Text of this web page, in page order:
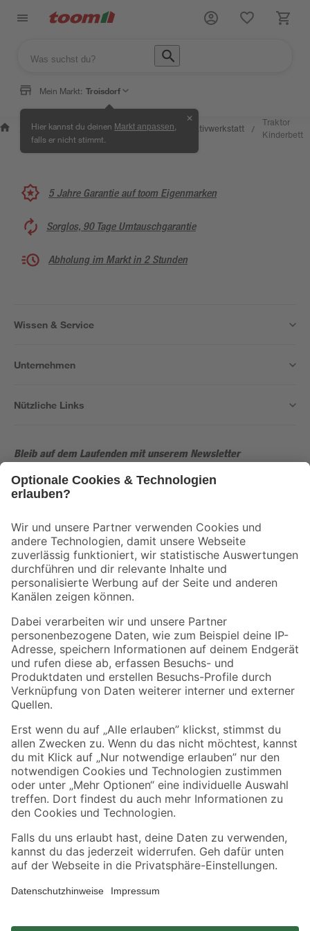
Mein Markt: Troisdorf
Hier kannst du deinen Markt anpassen
falls er nicht stimmt.
✕
Wissen &
Service
/
Selbermachen &
Ratgeber
/ Kreativwerkstatt /
Traktor
Kinderbett
5 Jahre Garantie auf toom Eigenmarken
Sorglos, 90 Tage Umtauschgarantie
Abholung im Markt in 2 Stunden
Wissen & Service
Unternehmen
Nützliche Links
Bleib auf dem Laufenden mit unserem Newsletter
Der toom Newsletter: Keine Angebote und Aktionen mehr verpassen!
Folge uns
Zahlungsarten Versandarten
Sicher einkaufen
Jetzt die toom-App herunterladen
Alle Preisangaben in EUR inkl. gesetzl. MwSt.. Die dargestellten Angebote sind unter
Umständen nicht in allen Märkten verfügbar. Die angegebenen Verfügbarkeiten beziehen
sich auf den unter "Mein Markt" ausgewählten toom Baumarkt. Alle Angebote und
*Paketversand ab 59 € versandkostenfrei, gilt nicht für Artikel mit Speditionsversand, hier
fallen zusätzliche Versandkosten an.